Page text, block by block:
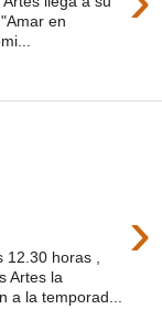
en
›
horas ,
Artes la
a la temporad...